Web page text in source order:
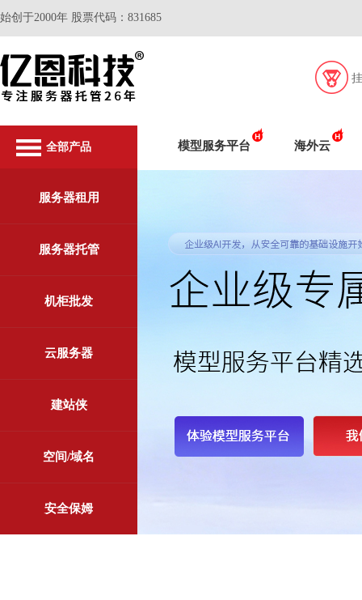
始创于2000年 股票代码：831685
全部产品
服务器租用
服务器托管
机柜批发
云服务器
建站侠
空间/域名
安全保姆
模型服务平台 海外云